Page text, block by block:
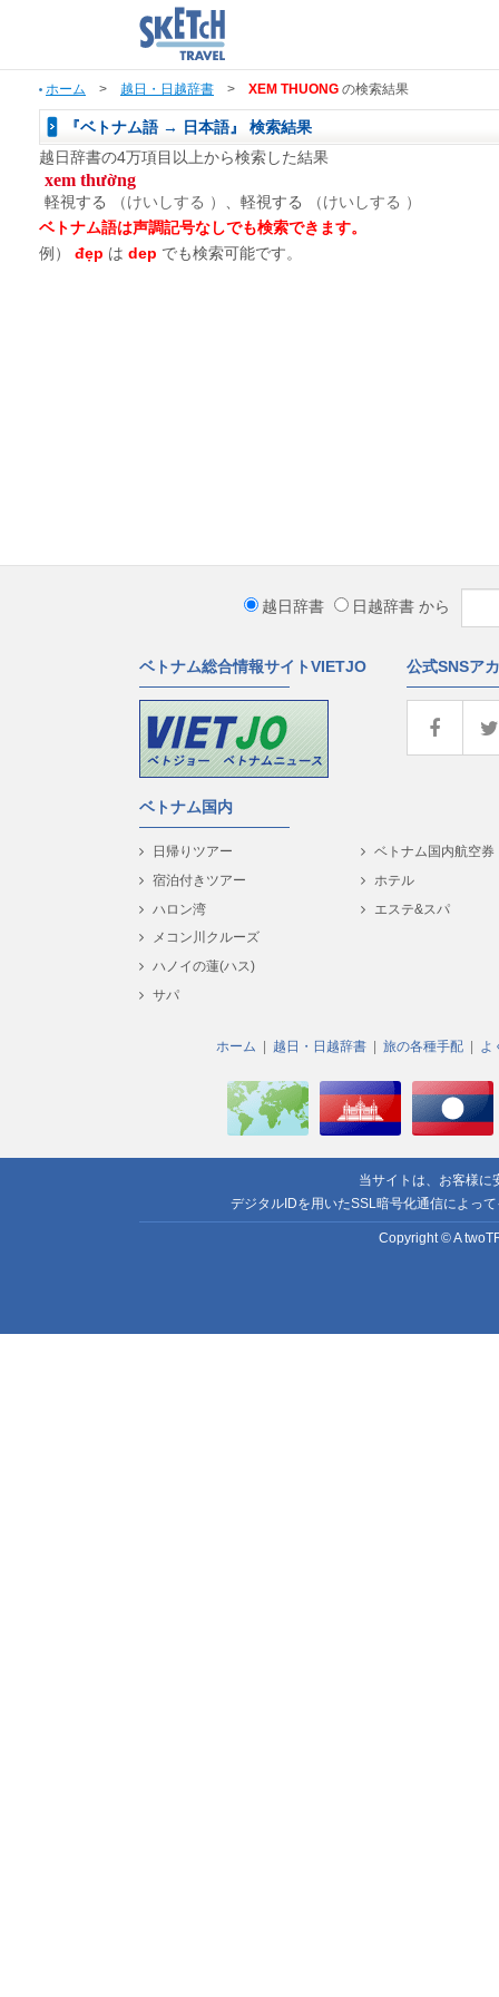
ホーム > 越日・日越辞書 > XEM THUONG の検索結果
『ベトナム語 → 日本語』 検索結果
越日辞書の4万項目以上から検索した結果
xem thường
軽視する （けいしする ） 、軽視する
（けいしする ）
ベトナム語は声調記号なしでも検索できます。
例）
đẹp は dep でも検索可能です。
越日辞書 日越辞書 から
ベトナム総合情報サイトVIETJO 公式SNSア
ベトナム国内
日帰りツアー
宿泊付きツアー
ハロン湾
メコン川クルーズ
ハノイの蓮(ハス)
サパ
ベトナム国内航空券
ホテル
エステ&スパ
ホーム 越日・日越辞書 旅の各種手配 よ
当サイトは、お客様に
デジタルIDを用いたSSL暗号化通信によっ
Copyright © A